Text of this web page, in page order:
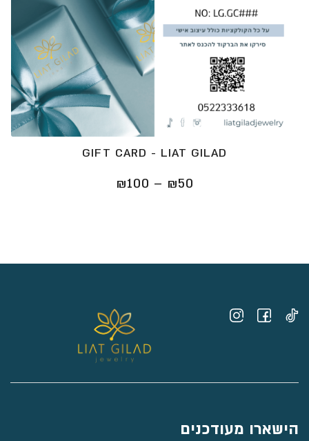
GIFT CARD - LIAT GILAD
₪50
–
₪100
הישארו מעודכנים